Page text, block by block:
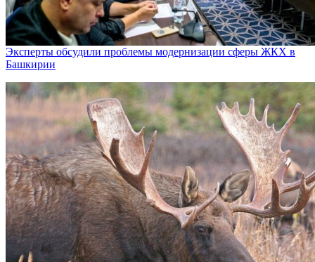
Эксперты обсудили проблемы модернизации сферы ЖКХ в
Башкирии